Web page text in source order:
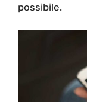
possibile.